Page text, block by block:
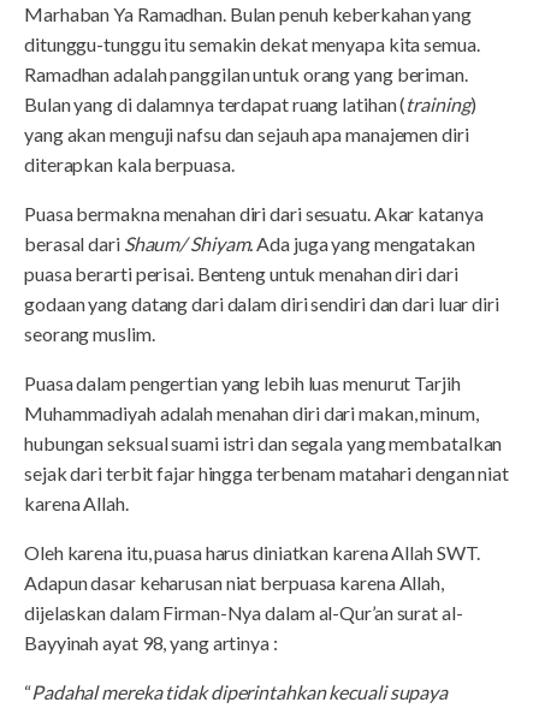
Marhaban Ya Ramadhan. Bulan penuh keberkahan yang
ditunggu-tunggu itu semakin dekat menyapa kita semua.
Ramadhan adalah panggilan untuk orang yang beriman.
Bulan yang di dalamnya terdapat ruang latihan (training)
yang akan menguji nafsu dan sejauh apa manajemen diri
diterapkan kala berpuasa.
Puasa bermakna menahan diri dari sesuatu. Akar katanya
berasal dari Shaum/ Shiyam. Ada juga yang mengatakan
puasa berarti perisai. Benteng untuk menahan diri dari
godaan yang datang dari dalam diri sendiri dan dari luar diri
seorang muslim.
Puasa dalam pengertian yang lebih luas menurut Tarjih
Muhammadiyah adalah menahan diri dari makan, minum,
hubungan seksual suami istri dan segala yang membatalkan
sejak dari terbit fajar hingga terbenam matahari dengan niat
karena Allah.
Oleh karena itu, puasa harus diniatkan karena Allah SWT.
Adapun dasar keharusan niat berpuasa karena Allah,
dijelaskan dalam Firman-Nya dalam al-Qur’an surat al-
Bayyinah ayat 98, yang artinya :
“Padahal mereka tidak diperintahkan kecuali supaya